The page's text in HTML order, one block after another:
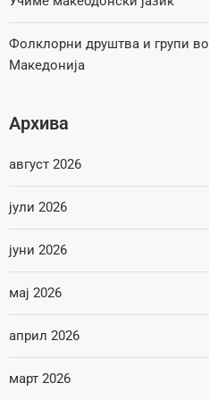
Фолклорни друштва и групи во
Македонија
Архива
август 2026
јули 2026
јуни 2026
мај 2026
април 2026
март 2026